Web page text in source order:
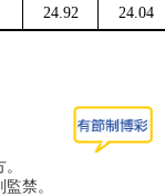
24.92 24.04
禁。